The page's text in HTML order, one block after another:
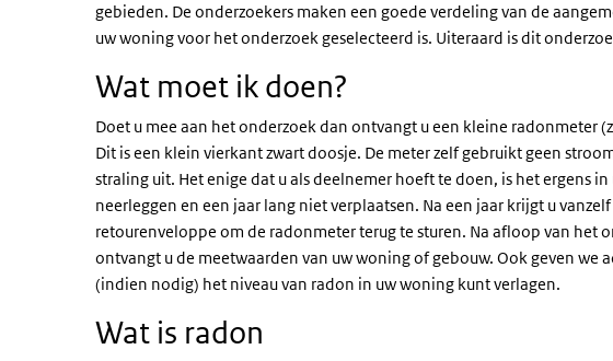
gebieden. De onderzoekers maken een goede verdeling van de
uw woning voor het onderzoek geselecteerd is. Uiteraard is dit
Wat moet ik doen?
Doet u mee aan het onderzoek dan ontvangt u een kleine radonmeter
Dit is een klein vierkant zwart doosje. De meter zelf gebruikt geen
straling uit. Het enige dat u als deelnemer hoeft te doen, is het ergens
neerleggen en een jaar lang niet verplaatsen. Na een jaar krijgt u
retourenveloppe om de radonmeter terug te sturen. Na afloop van het
ontvangt u de meetwaarden van uw woning of gebouw. Ook geven we
(indien nodig) het niveau van radon in uw woning kunt verlagen.
Wat is radon